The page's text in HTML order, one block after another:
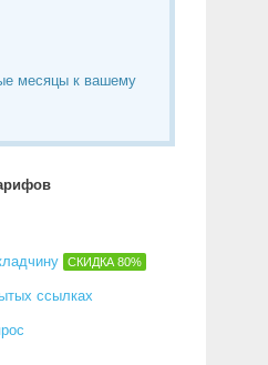
месяцы к вашему
СКИДКА 80%
ссылках